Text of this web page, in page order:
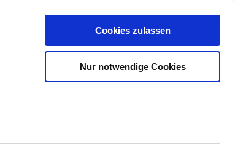
Cookies zulassen
Nur notwendige Cookies